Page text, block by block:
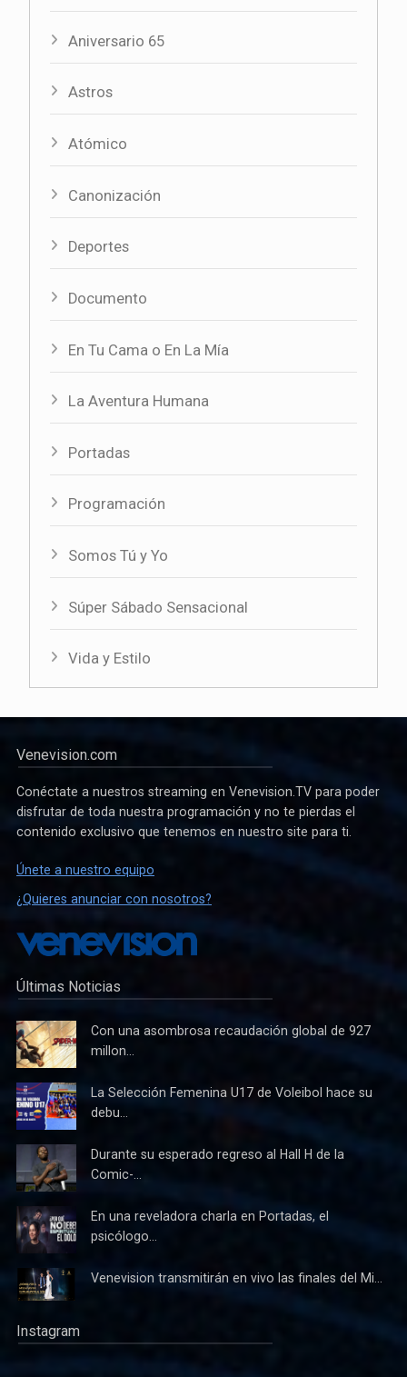
Aniversario 65
Astros
Atómico
Canonización
Deportes
Documento
En Tu Cama o En La Mía
La Aventura Humana
Portadas
Programación
Somos Tú y Yo
Súper Sábado Sensacional
Vida y Estilo
Venevision.com
Conéctate a nuestros streaming en Venevision.TV para poder
disfrutar de toda nuestra programación y no te pierdas el
contenido exclusivo que tenemos en nuestro site para ti.
Únete a nuestro equipo
¿Quieres anunciar con nosotros?
Últimas Noticias
Con una asombrosa recaudación global de 927
millon...
La Selección Femenina U17 de Voleibol hace su
debu...
Durante su esperado regreso al Hall H de la
Comic-...
En una reveladora charla en Portadas, el
psicólogo...
Venevision transmitirán en vivo las finales del Mi...
Instagram